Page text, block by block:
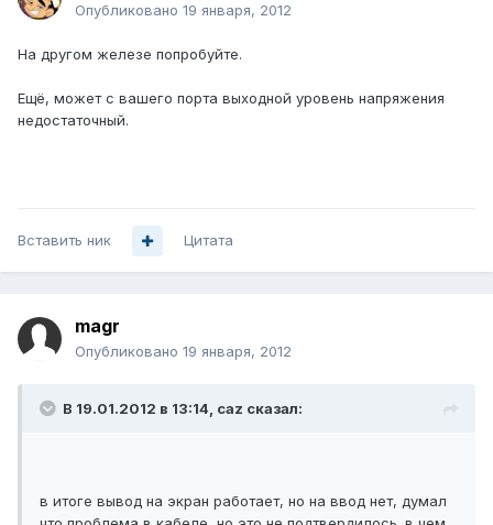
Опубликовано 19 января, 2012
На другом железе попробуйте.
Ещё, может с вашего порта выходной уровень напряжения
недостаточный.
Вставить ник Цитата
magr
Опубликовано 19 января, 2012
В 19.01.2012 в 13:14, caz сказал:
в итоге вывод на экран работает, но на ввод нет, думал